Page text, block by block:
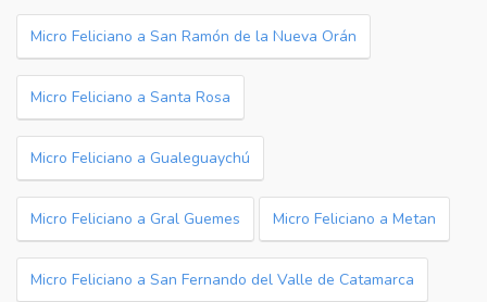
Micro Feliciano a San Ramón de la Nueva Orán
Micro Feliciano a Santa Rosa
Micro Feliciano a Gualeguaychú
Micro Feliciano a Gral Guemes Micro Feliciano a Metan
Micro Feliciano a San Fernando del Valle de Catamarca